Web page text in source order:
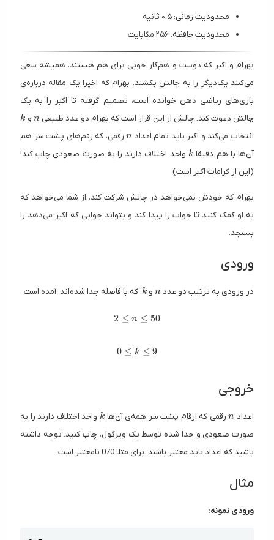
محدودیت زمانی: ۰.۵ ثانیه
محدودیت حافظه: ۲۵۶ مگابایت
بهرام و اکبر که دوست و هم‌کار خوبی برای هم هستند، همیشه سعی
می‌کنند یک‌دیگر را به چالش بکشند. بهرام که اخیرا یک مقاله درباره‌ی
بازی‌های ریاضی ذهن خوانده است، تصمیم گرفته تا اکبر را به یک
چالش دعوت کند. چالش از این قرار است که بهرام دو عدد طبیعی n وk
k
انتخاب می‌کند و اکبر باید تمام اعداد
n
nرقمی، که رقم‌های پشت سر هم
آن‌ها با هم دقیقاk
k واحد اختلاف دارند را به صورت صعودی چاپ کند!
(این از کرامات اکبر است)
بهرام که خودش نمی‌خواهد در چالش شرکت کند، از شما می‌خواهد که
به او کمک کنید تا جواب را پیدا کند و بتواند جوابی که اکبر می‌دهد را
بسنجد.
ورودی
در ورودی به ترتیب دو عدد
n
n وk
k، که با فاصله جدا شده‌اند، آمده است.
2 ≤ n ≤ 50
2 ≤ n ≤ 50
0 ≤ k ≤ 9
0 ≤ k ≤ 9
خروجی
اعداد
n
nرقمی که ارقام پشت سر همه‌ی آن‌هاk
k واحد اختلاف دارند را به
صورت صعودی و جدا شده توسط یک ویرگول، چاپ کنید. توجه داشته
باشید که اعداد باید معتبر باشند. برای مثلا 070 نامعتبر است.
مثال
ورودی نمونه: